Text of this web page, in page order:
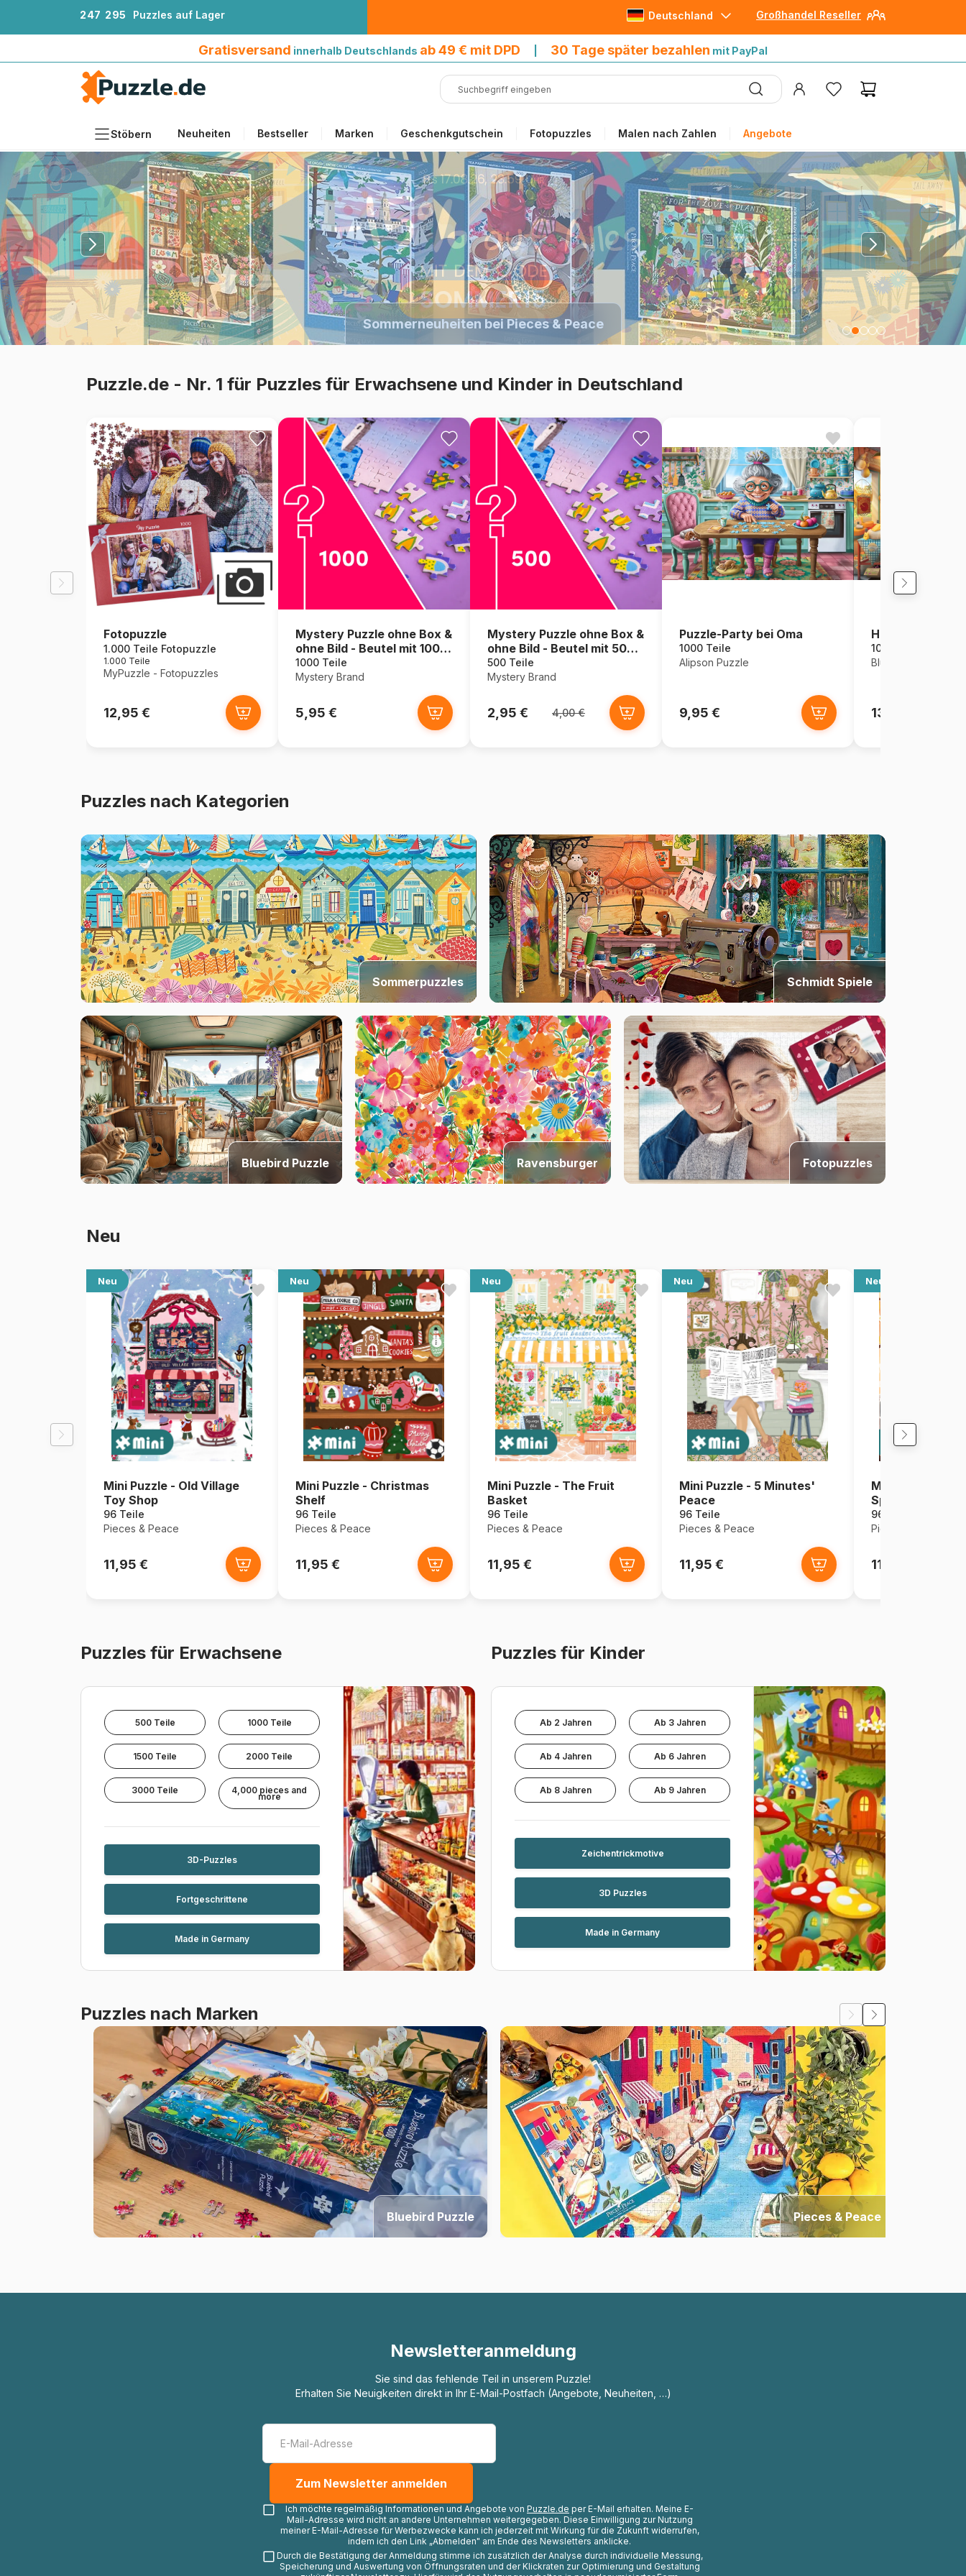
247 295 Puzzles auf Lager Großhandel Reseller
Deutschland
Gratisversand innerhalb Deutschlands ab 49 € mit DPD 30 Tage später bezahlen mit PayPal
Stöbern Neuheiten Bestseller Marken Geschenkgutschein Fotopuzzles Malen nach Zahlen Angebote
Motiv
Teileanzahl
Format
Alter
Künstlerinnen und Künstler
Zubehör
Holzpuzzles
Malen nach Zahlen
Sommerneuheiten bei Pieces & Peace
Cobble Hill: Neuheiten frisch eingetroffen
Neuheiten von Magnolia entdecken
Grafika - Unwiderstehliche Neuzugänge
Puzzle.de - Nr. 1 für Puzzles für Erwachsene und Kinder in Deutschland
Fotopuzzle
1.000 Teile Fotopuzzle
1.000 Teile
MyPuzzle - Fotopuzzles
12,95 €
Mystery Puzzle ohne Box &
ohne Bild - Beutel mit 1000
Teilen
1000 Teile
Mystery Brand
5,95 €
Mystery Puzzle ohne Box &
ohne Bild - Beutel mit 500
Teilen
500 Teile
Mystery Brand
2,95 € 4,00 €
Puzzle-Party bei Oma
1000 Teile
Alipson Puzzle
9,95 €
Hofkäserei
1000 Teile
Bluebird Puzzle
13,95 €
Puzzles nach Kategorien
Sommerpuzzles Schmidt Spiele
Bluebird Puzzle Ravensburger Fotopuzzles
Neu
Neu
Mini Puzzle - Old Village
Toy Shop
96 Teile
Pieces & Peace
11,95 €
Neu
Mini Puzzle - Christmas
Shelf
96 Teile
Pieces & Peace
11,95 €
Neu
Mini Puzzle - The Fruit
Basket
96 Teile
Pieces & Peace
11,95 €
Neu
Mini Puzzle - 5 Minutes'
Peace
96 Teile
Pieces & Peace
11,95 €
Neu
Mini Puzzle -
Spot
96 Teile
Pieces & Peace
11,95 €
Puzzles für Erwachsene
500 Teile 1000 Teile
1500 Teile 2000 Teile
3000 Teile 4,000 pieces and
more
3D-Puzzles
Fortgeschrittene
Made in Germany
Puzzles für Kinder
Ab 2 Jahren Ab 3 Jahren
Ab 4 Jahren Ab 6 Jahren
Ab 8 Jahren Ab 9 Jahren
Zeichentrickmotive
3D Puzzles
Made in Germany
Puzzles nach Marken
Bluebird Puzzle Pieces & Peace
Newsletteranmeldung
Sie sind das fehlende Teil in unserem Puzzle!
Erhalten Sie Neuigkeiten direkt in Ihr E-Mail-Postfach (Angebote, Neuheiten, …)
Ich möchte regelmäßig Informationen und Angebote von Puzzle.de per E-Mail erhalten. Meine E-
Mail-Adresse wird nicht an andere Unternehmen weitergegeben. Diese Einwilligung zur Nutzung
meiner E-Mail-Adresse für Werbezwecke kann ich jederzeit mit Wirkung für die Zukunft widerrufen,
indem ich den Link „Abmelden" am Ende des Newsletters anklicke.
Durch die Bestätigung der Anmeldung stimme ich zusätzlich der Analyse durch individuelle Messung,
Speicherung und Auswertung von Öffnungsraten und der Klickraten zur Optimierung und Gestaltung